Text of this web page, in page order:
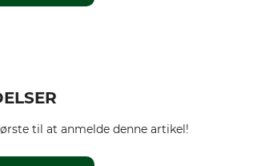
til at anmelde denne artikel!